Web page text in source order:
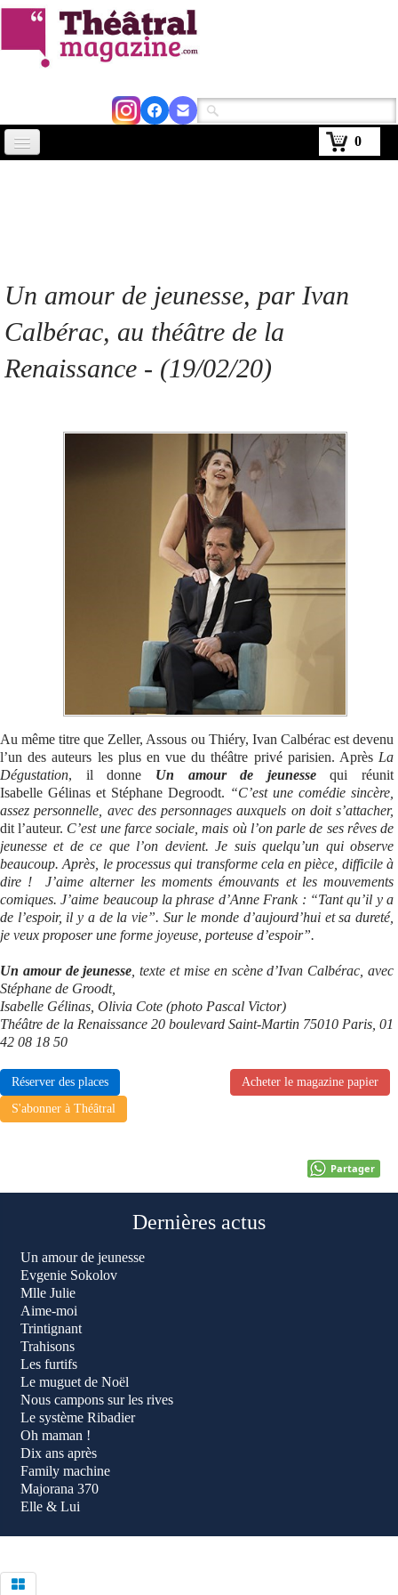
0
Se connecter
Un amour de jeunesse, par Ivan
Calbérac, au théâtre de la
Renaissance - (19/02/20)
Au même titre que Zeller, Assous ou Thiéry, Ivan Calbérac est devenu
l’un des auteurs les plus en vue du théâtre privé parisien. Après La
Dégustation, il donne Un amour de jeunessequi réunit
Isabelle Gélinas et Stéphane Degroodt. “C’est une comédie sincère,
assez personnelle, avec des personnages auxquels on doit s’attacher,
dit l’auteur. C’est une farce sociale, mais où l’on parle de ses rêves de
jeunesse et de ce que l’on devient. Je suis quelqu’un qui observe
beaucoup. Après, le processus qui transforme cela en pièce, difficile à
dire ! J’aime alterner les moments émouvants et les mouvements
comiques. J’aime beaucoup la phrase d’Anne Frank : “Tant qu’il y a
de l’espoir, il y a de la vie”. Sur le monde d’aujourd’hui et sa dureté,
je veux proposer une forme joyeuse, porteuse d’espoir”.
Un amour de jeunesse , texte et mise en scène d’Ivan Calbérac, avec
Stéphane de Groodt,
Isabelle Gélinas, Olivia Cote (photo Pascal Victor)
Théâtre de la Renaissance 20 boulevard Saint-Martin 75010 Paris, 01
42 08 18 50
Réserver des places
Acheter le magazine papier
S'abonner à Théâtral
Partager
Dernières actus
Un amour de jeunesse
Evgenie Sokolov
Mlle Julie
Aime-moi
Trintignant
Trahisons
Les furtifs
Le muguet de Noël
Nous campons sur les rives
Le système Ribadier
Oh maman !
Dix ans après
Family machine
Majorana 370
Elle & Lui